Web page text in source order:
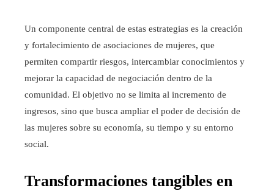
Un componente central de estas estrategias es la creación
y fortalecimiento de asociaciones de mujeres, que
permiten compartir riesgos, intercambiar conocimientos y
mejorar la capacidad de negociación dentro de la
comunidad. El objetivo no se limita al incremento de
ingresos, sino que busca ampliar el poder de decisión de
las mujeres sobre su economía, su tiempo y su entorno
social.
Transformaciones tangibles en